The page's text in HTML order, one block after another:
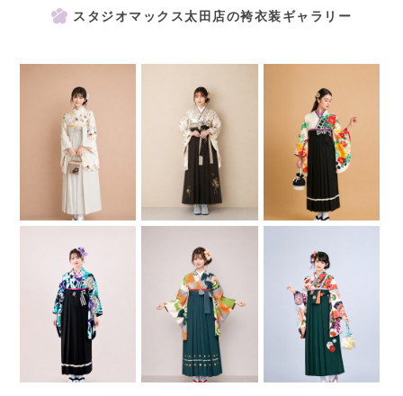
スタジオマックス太田店の袴衣装ギャラリー